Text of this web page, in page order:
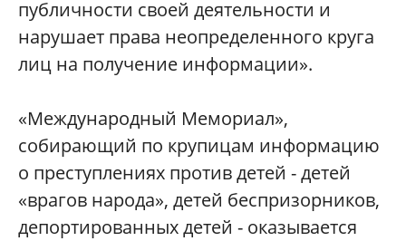
публичности своей деятельности и
нарушает права неопределенного круга
лиц на получение информации».
«Международный Мемориал»,
собирающий по крупицам информацию
о преступлениях против детей - детей
«врагов народа», детей беспризорников,
депортированных детей - оказывается